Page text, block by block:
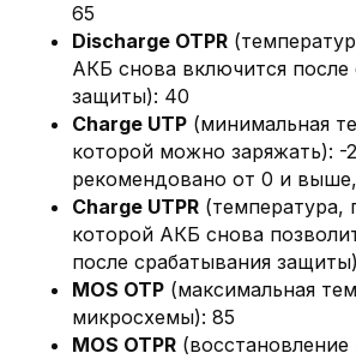
65
Discharge OTPR
АКБ снова включится после
защиты): 40
Charge UTP (минимальная
которой можно заряжать): -
рекомендовано от 0 и
Charge UTPR
которой АКБ снова
после срабатывания
MOS OTP (максимальная
микросхемы): 85
MOS OTPR